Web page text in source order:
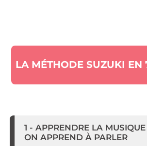
LA MÉTHODE SUZUKI EN
1 - APPRENDRE LA
ON APPREND À PARLER